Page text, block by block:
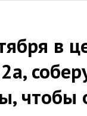
в
чтобы